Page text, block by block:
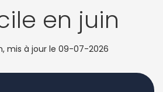
en juin
mis à jour le 09-07-2026